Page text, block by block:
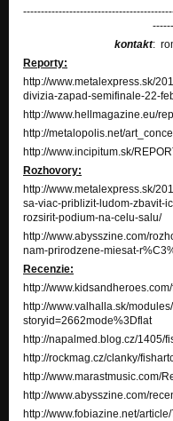
Pressed to the Wall
Poisonous Nicole
In Oil
kontakt:
Reporty:
http://www.metalexpress.sk/
divizia-zapad-semifinale-22-
http://www.hellmagazine.eu/
http://metalopolis.net/
http://www.incipitum.sk/
Rozhovory:
http://www.metalexpress.sk/
sa-viac-priblizit-ludom-zbavit-
rozsirit-podium-na-celu-salu/
http://www.abysszine.com/
nam-prirodzene-miesat-
Recenzie:
http://
http://www.valhalla.sk/
storyid=2662mode%3Dflat
http://napalmed.blog.cz/1405/
http://rockmag.cz/clanky/
http://www.marastmusic.com/
http://www.abysszine.com/
http://www.fobiazine.net/